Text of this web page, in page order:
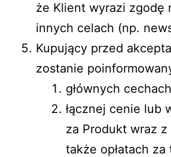
że Klient wyrazi zgodę
innych celach (np.
Kupujący przed
zostanie
głównych
łącznej cenie lub
za Produkt wraz
także opłatach za